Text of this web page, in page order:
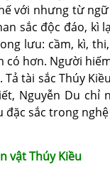
với nhưng từ ngữ
sắc độc đáo, kì
lưu: cầm, kì,
có hơn. Người
tài sắc Thúy
Nguyễn Du chỉ
sắc trong
vật Thúy Kiều